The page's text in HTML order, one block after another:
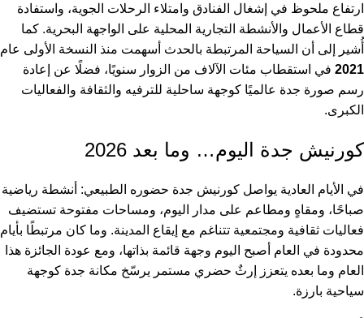
ارتفاع ملحوظ في إشغال الفنادق وامتلاء الرحلات الجوية، واستفادة
قطاع الأعمال والأنشطة التجارية المحلية على الواجهة البحرية. كما
أُشير إلى أن السياحة المرتبطة بالحدث أسهمت منذ النسخة الأولى عام
2021 في استقطاب مئات الآلاف من الزوار سنويًا، فضلًا عن إعادة
رسم صورة جدة عالميًا كوجهة ساحلية للترفيه والثقافة والفعاليات
الكبرى.
كورنيش جدة اليوم… وما بعد 2026
في الأيام العادية يواصل كورنيش جدة حضوره الطبيعي: أنشطة رياضية
صباحًا، ومقاهٍ ومطاعم على مدار اليوم، ومساحات مفتوحة تستضيف
فعاليات ثقافية ومجتمعية تتناغم مع إيقاع المدينة. وما كان مرتبطًا بأيام
محدودة في العام أصبح اليوم وجهة قائمة بذاتها، ومع عودة الجائزة هذا
العام وما بعده يتعزز إرثٌ حضري مستمر يرسّخ مكانة جدة كوجهة
سياحية بارزة.